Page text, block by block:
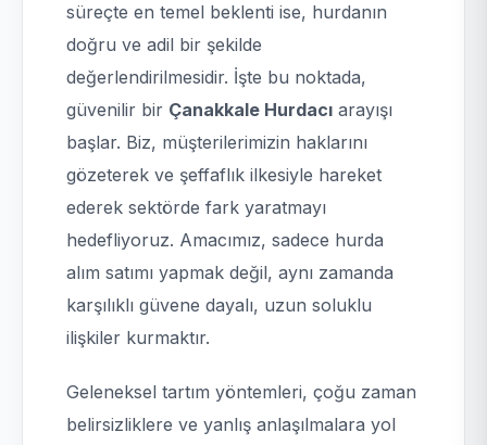
süreçte en temel beklenti ise, hurdanın
doğru ve adil bir şekilde
değerlendirilmesidir. İşte bu noktada,
güvenilir bir Çanakkale Hurdacı arayışı
başlar. Biz, müşterilerimizin haklarını
gözeterek ve şeffaflık ilkesiyle hareket
ederek sektörde fark yaratmayı
hedefliyoruz. Amacımız, sadece hurda
alım satımı yapmak değil, aynı zamanda
karşılıklı güvene dayalı, uzun soluklu
ilişkiler kurmaktır.
Geleneksel tartım yöntemleri, çoğu zaman
belirsizliklere ve yanlış anlaşılmalara yol